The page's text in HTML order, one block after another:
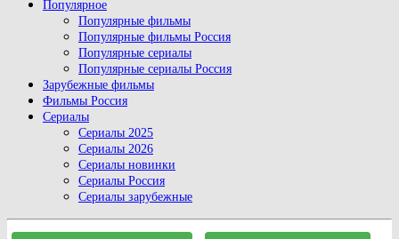
Популярное
Популярные фильмы
Популярные фильмы Россия
Популярные сериалы
Популярные сериалы Россия
Зарубежные фильмы
Фильмы Россия
Сериалы
Сериалы 2025
Сериалы 2026
Сериалы новинки
Сериалы Россия
Сериалы зарубежные
Close